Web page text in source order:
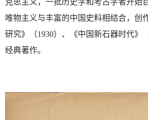
克思主义，一批历史学和考古学者开始
唯物主义与丰富的中国史料相结合，创
研究》（1930）、《中国新石器时代》
经典著作。